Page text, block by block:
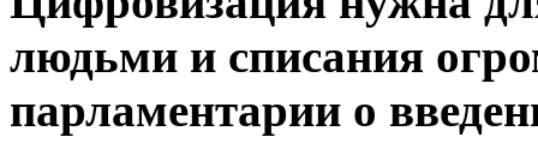
людьми и списания
парламентарии о